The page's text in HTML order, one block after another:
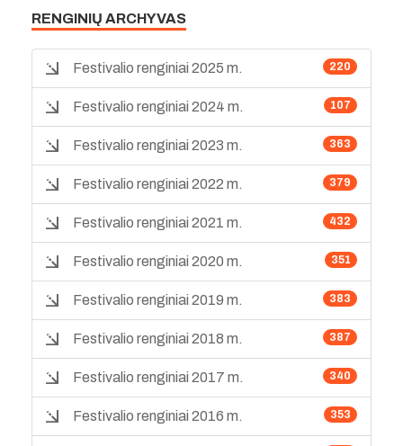
RENGINIŲ ARCHYVAS
220
Festivalio renginiai 2025 m.
107
Festivalio renginiai 2024 m.
363
Festivalio renginiai 2023 m.
379
Festivalio renginiai 2022 m.
432
Festivalio renginiai 2021 m.
351
Festivalio renginiai 2020 m.
383
Festivalio renginiai 2019 m.
387
Festivalio renginiai 2018 m.
340
Festivalio renginiai 2017 m.
353
Festivalio renginiai 2016 m.